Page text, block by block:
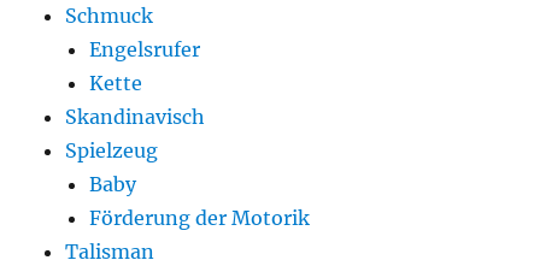
Schmuck
Engelsrufer
Kette
Skandinavisch
Spielzeug
Baby
Förderung der Motorik
Talisman